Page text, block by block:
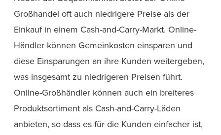
Großhandel oft auch niedrigere Preise als der
Einkauf in einem Cash-and-Carry-Markt. Online-
Händler können Gemeinkosten einsparen und
diese Einsparungen an ihre Kunden weitergeben,
was insgesamt zu niedrigeren Preisen führt.
Online-Großhändler können auch ein breiteres
Produktsortiment als Cash-and-Carry-Läden
anbieten, so dass es für die Kunden einfacher ist,